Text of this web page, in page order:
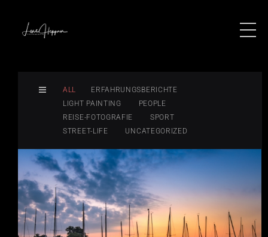
ALL
ERFAHRUNGSBERICHTE
LIGHT PAINTING
PEOPLE
REISE-FOTOGRAFIE
SPORT
STREET-LIFE
UNCATEGORIZED